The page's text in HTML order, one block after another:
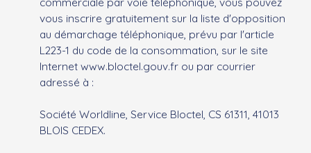
vous inscrire gratuitement sur la liste d'opposition
au démarchage téléphonique, prévu par l'article
L223-1 du code de la consommation, sur le site
Internet www.bloctel.gouv.fr ou par courrier
adressé à :
Société Worldline, Service Bloctel, CS 61311, 41013
BLOIS CEDEX.